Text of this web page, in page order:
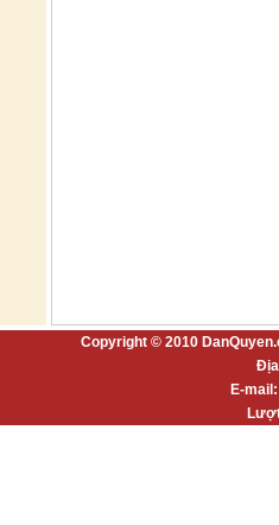
Copyright © 2010
E-